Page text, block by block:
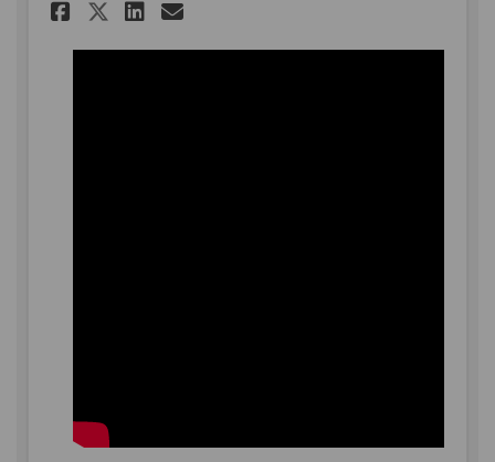
Rhannu Lansio Cynllun Creu
Rhannu Lansio Cynllun
Rhannu Lansio Cynllun
E-bost Lansio Cynllun